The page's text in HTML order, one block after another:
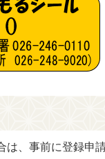
は、事前に登録申